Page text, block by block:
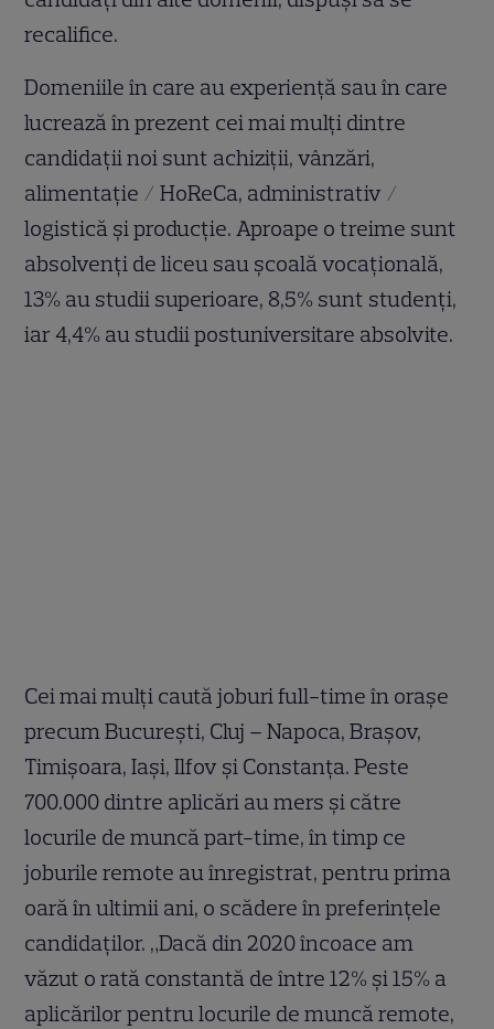
recalifice.
Domeniile în care au experiență sau în care
lucrează în prezent cei mai mulți dintre
candidații noi sunt achiziții, vânzări,
alimentație / HoReCa, administrativ /
logistică și producție. Aproape o treime sunt
absolvenți de liceu sau școală vocațională,
13% au studii superioare, 8,5% sunt studenți,
iar 4,4% au studii postuniversitare absolvite.
Cei mai mulți caută joburi full-time în orașe
precum București, Cluj – Napoca, Brașov,
Timișoara, Iași, Ilfov și Constanța. Peste
700.000 dintre aplicări au mers și către
locurile de muncă part-time, în timp ce
joburile remote au înregistrat, pentru prima
oară în ultimii ani, o scădere în preferințele
candidaților. „Dacă din 2020 încoace am
văzut o rată constantă de între 12% și 15% a
aplicărilor pentru locurile de muncă remote,